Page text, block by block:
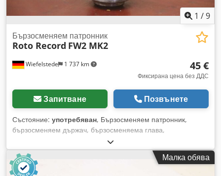
1 /9
Wiefelstede 1 737 km
Бързосменяем патронник
Roto Record FW2 MK2
45 €
Фиксирана цена без ДДС
Запитване Позвънете
Състояние: употребяван, Бързосменяем патронник,
бързосменяем държач, бързосменяема глава,
бързозатягащ патронник за свредло, бързосменяема
вложка - Производител: Roto Record, Държач на
бързосменяем патронник: MK2 / 26 мм - Модел: FW2 TGL
30 21212 - Налични бройки: 2 броя бързосменяеми
Малка обява